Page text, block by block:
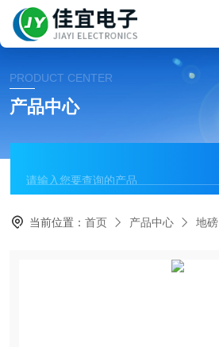
PRODUCT CENTER
产品中心
当前位置：首页 产品中心 地磅